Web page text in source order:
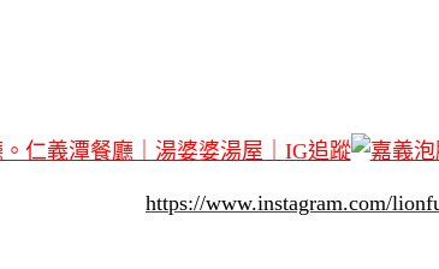
IG追蹤
https://www.instagram.com/